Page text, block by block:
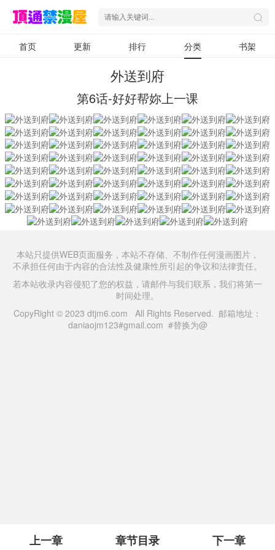
首页 更新 排行 分类 书架
外送到府
第6话-好好帮妳上一课
上一章 章节目录 下一章
本站只提供WEB页面服务，本站不存储、不制作任何漫画图片，
不承担任何由于内容的合法性及健康性所引起的争议和法律责任。
若本站收录内容侵犯了您的权益，请邮件与我们联系，我们将第一
时间处理。
CopyRight © 2023 dtjm6.com All Rights Reserved. 邮箱地址：
daniaojm123#gmail.com #替换为@